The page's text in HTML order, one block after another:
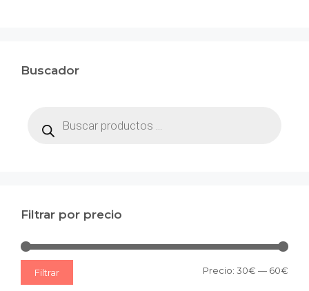
Buscador
productos
Filtrar por precio
Filtrar Precio: 30€ — 60€